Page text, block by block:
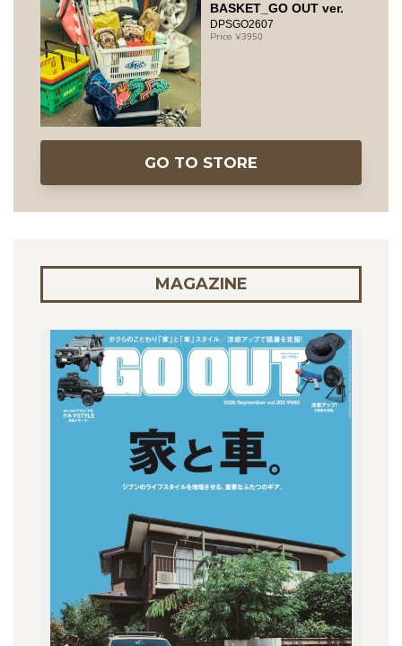
BASKET_GO OUT ver.
DPSGO2607
3950
GO TO STORE
MAGAZINE